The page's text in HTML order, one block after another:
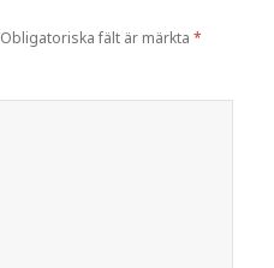
Obligatoriska fält är märkta*